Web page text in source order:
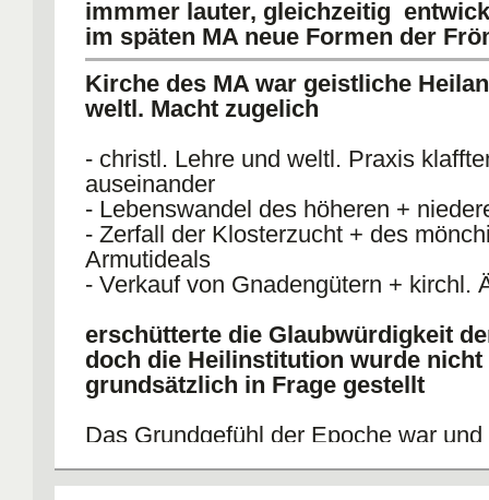
immmer lauter, gleichzeitig
im späten MA neue Formen der
Kirche des MA war geistliche
weltl. Macht zugelich
- christl. Lehre und weltl. Praxis
auseinander
- Lebenswandel des höheren +
- Zerfall der Klosterzucht + des
Armutideals
- Verkauf von Gnadengütern + kirchl.
erschütterte die Glaubwürdigkeit
doch die Heilinstitution wurde nicht
grundsätzlich in Frage gestellt
Das Grundgefühl der Epoche war